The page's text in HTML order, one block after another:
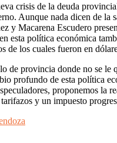
crisis de la deuda
Aunque nada dicen de la
y Macarena Escudero
esta política económica
de los cuales fueron en
de provincia donde no se le
profundo de esta política
proponemos
y un impuesto